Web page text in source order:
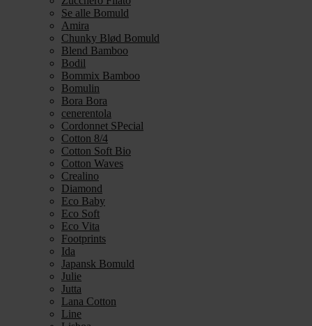
Se alle Bomuld
Amira
Chunky Blød Bomuld
Blend Bamboo
Bodil
Bommix Bamboo
Bomulin
Bora Bora
cenerentola
Cordonnet SPecial
Cotton 8/4
Cotton Soft Bio
Cotton Waves
Crealino
Diamond
Eco Baby
Eco Soft
Eco Vita
Footprints
Ida
Japansk Bomuld
Julie
Jutta
Lana Cotton
Line